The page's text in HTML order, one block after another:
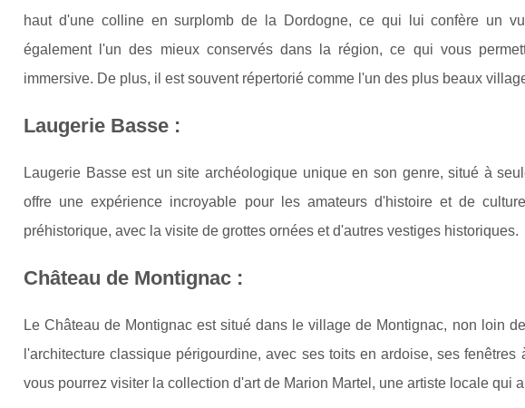
haut d'une colline en surplomb de la Dordogne, ce qui lui confère un
également l'un des mieux conservés dans la région, ce qui vous
immersive. De plus, il est souvent répertorié comme l'un des plus beaux
Laugerie Basse :
Laugerie Basse est un site archéologique unique en son genre, situé à
offre une expérience incroyable pour les amateurs d'histoire et de
préhistorique, avec la visite de grottes ornées et d'autres vestiges historiques.
Château de Montignac :
Le Château de Montignac est situé dans le village de Montignac, non loin
l'architecture classique périgourdine, avec ses toits en ardoise, ses
vous pourrez visiter la collection d'art de Marion Martel, une artiste locale qui